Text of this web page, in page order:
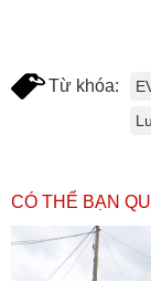
Từ khóa:
CÓ THỂ BẠN